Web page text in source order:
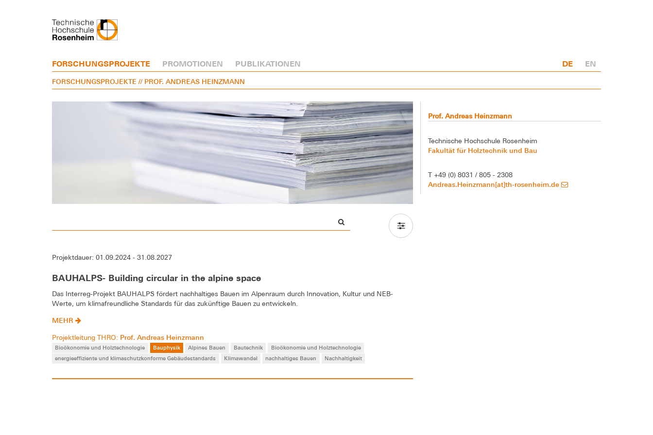
FORSCHUNGSPROJEKTE PROMOTIONEN PUBLIKATIONEN DE EN
FORSCHUNGSPROJEKTE // PROF. ANDREAS HEINZMANN
Projektdauer: 01.09.2024 - 31.08.2027
BAUHALPS- Building circular in the alpine space
Das Interreg-Projekt BAUHALPS fördert nachhaltiges Bauen im Alpenraum durch Innovation, Kultur und NEB-
Werte, um klimafreundliche Standards für das zukünftige Bauen zu entwickeln.
MEHR
Projektleitung THRO: Prof. Andreas Heinzmann
Bioökonomie und Holztechnologie Bauphysik Alpines Bauen Bautechnik
Bioökonomie und Holztechnologie
energieeffiziente und klimaschutzkonforme Gebäudestandards
Klimawandel nachhaltiges Bauen Nachhaltigkeit
Prof. Andreas Heinzmann
Technische Hochschule Rosenheim
Fakultät für Holztechnik und Bau
T +49 (0) 8031 / 805 - 2308
Andreas.Heinzmann[at]th-rosenheim.de